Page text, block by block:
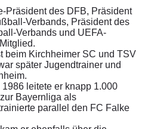
Präsident des DFB, Präsident
Verbands, Präsident des
Verbands und UEFA-
beim Kirchheimer SC und TSV
später Jugendtrainer und
leitete er knapp 1.000
Bayernliga als
parallel den FC Falke